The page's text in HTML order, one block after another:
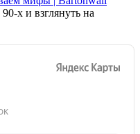
х и взглянуть на